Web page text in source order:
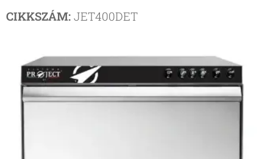
CIKKSZÁM: JET400DET